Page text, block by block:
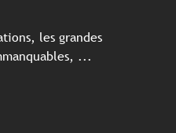
les grandes
...